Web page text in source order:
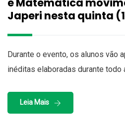
e Matemática
Japeri nesta quinta
Durante o evento, os alunos vão
inéditas elaboradas durante todo
Leia Mais